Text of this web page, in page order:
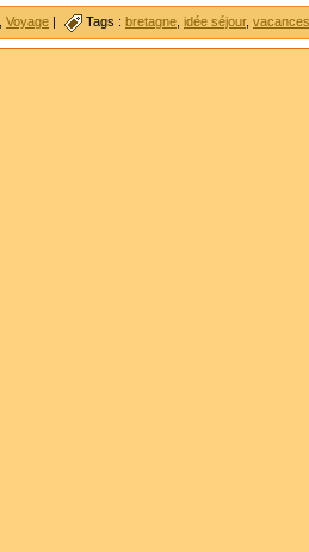
Voyage | Tags : bretagne idée séjour, vacances